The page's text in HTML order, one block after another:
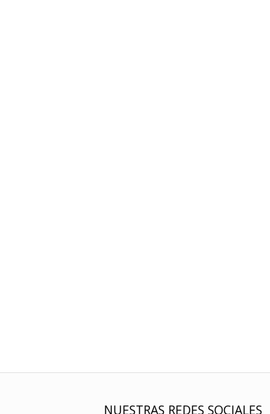
NUESTRAS REDES SOCIALES